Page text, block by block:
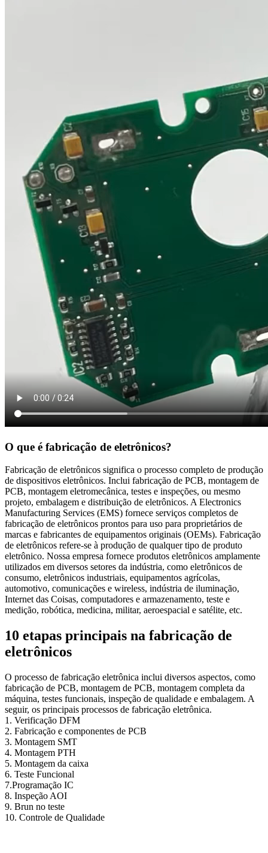
O que é fabricação de eletrônicos?
Fabricação de eletrônicos significa o processo completo de produção
de dispositivos eletrônicos. Inclui fabricação de PCB, montagem de
PCB, montagem eletromecânica, testes e inspeções, ou mesmo
projeto, embalagem e distribuição de eletrônicos. A Electronics
Manufacturing Services (EMS) fornece serviços completos de
fabricação de eletrônicos prontos para uso para proprietários de
marcas e fabricantes de equipamentos originais (OEMs). Fabricação
de eletrônicos refere-se à produção de qualquer tipo de produto
eletrônico. Nossa empresa fornece produtos eletrônicos amplamente
utilizados em diversos setores da indústria, como eletrônicos de
consumo, eletrônicos industriais, equipamentos agrícolas,
automotivo, comunicações e wireless, indústria de iluminação,
Internet das Coisas, computadores e armazenamento, teste e
medição, robótica, medicina, militar, aeroespacial e satélite, etc.
10 etapas principais na fabricação de
eletrônicos
O processo de fabricação eletrônica inclui diversos aspectos, como
fabricação de PCB, montagem de PCB, montagem completa da
máquina, testes funcionais, inspeção de qualidade e embalagem. A
seguir, os principais processos de fabricação eletrônica.
1. Verificação DFM
2. Fabricação e componentes de PCB
3. Montagem SMT
4. Montagem PTH
5. Montagem da caixa
6. Teste Funcional
7.Programação IC
8. Inspeção AOI
9. Brun no teste
10. Controle de Qualidade